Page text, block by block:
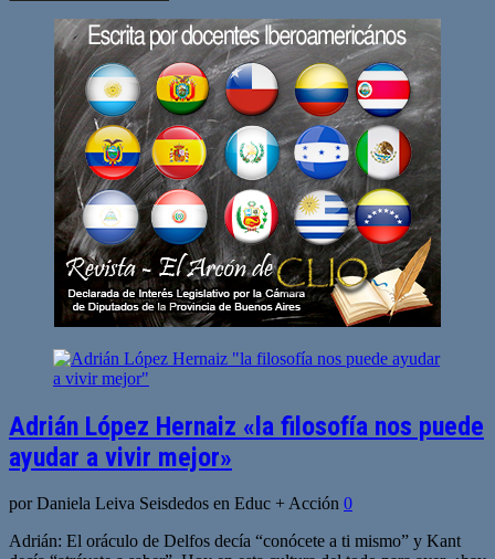
Adrián López Hernaiz «la filosofía nos puede
ayudar a vivir mejor»
por Daniela Leiva Seisdedos en Educ + Acción 0
Adrián: El oráculo de Delfos decía “conócete a ti mismo” y Kant